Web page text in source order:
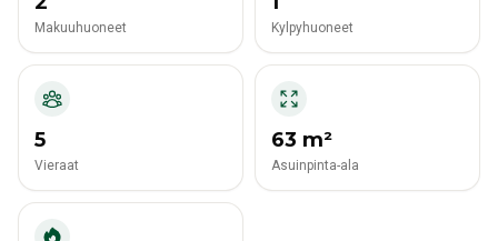
Makuuhuoneet Kylpyhuoneet
5
Vieraat
63 m²
Asuinpinta-ala